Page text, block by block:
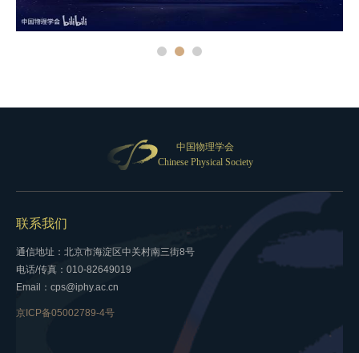
中国物理学会
Chinese Physical Society
联系我们
通信地址：北京市海淀区中关村南三街8号
电话/传真：010-82649019
Email：cps@iphy.ac.cn
京ICP备05002789-4号